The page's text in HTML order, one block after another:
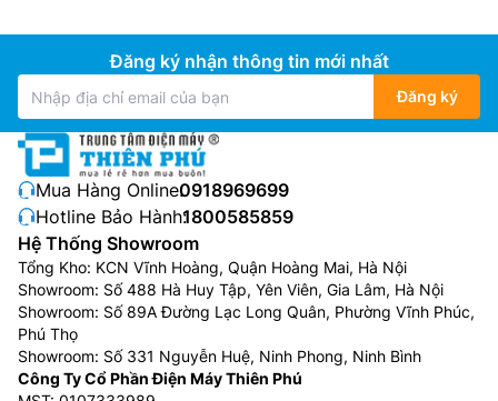
Đăng ký nhận thông tin mới nhất
Đăng ký
Mua Hàng Online:0918969699
Hotline Bảo Hành:1800585859
Hệ Thống Showroom
Tổng Kho: KCN Vĩnh Hoàng, Quận Hoàng Mai, Hà Nội
Showroom: Số 488 Hà Huy Tập, Yên Viên, Gia Lâm, Hà Nội
Showroom: Số 89A Đường Lạc Long Quân, Phường Vĩnh Phúc,
Phú Thọ
Showroom: Số 331 Nguyễn Huệ, Ninh Phong, Ninh Bình
Công Ty Cổ Phần Điện Máy Thiên Phú